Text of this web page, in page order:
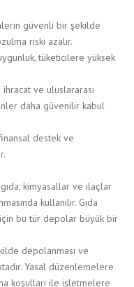
güvenli bir şekilde
riski azalır.
tüketicilere yüksek
ve uluslararası
daha güvenilir kabul
destek ve
kimyasallar ve ilaçlar
kullanılır. Gıda
bu tür depolar büyük bir
depolanması ve
Yasal düzenlemelere
koşulları ile işletmelere